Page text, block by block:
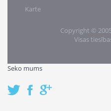
Karte
Copyright ©
Visas
Seko mums